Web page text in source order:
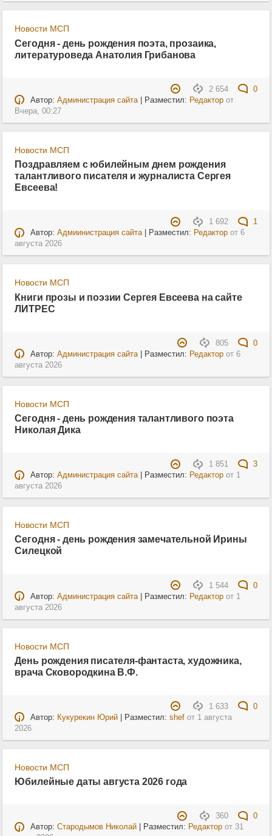
Новости МСП
Сегодня - день рождения поэта, прозаика,
литературоведа Анатолия Грибанова
2 654
0
Автор: Администрация сайта| Разместил: Редакторот
Вчера, 00:27
Новости МСП
Поздравляем с юбилейным днем рождения
талантливого писателя и журналиста Сергея
Евсеева!
1 692
1
Автор: Адмиинистрация сайта| Разместил: Редакторот 6
августа 2026
Новости МСП
Книги прозы и поэзии Сергея Евсеева на сайте
ЛИТРЕС
805
0
Автор: Администрация сайта| Разместил: Редакторот 6
августа 2026
Новости МСП
Сегодня - день рождения талантливого поэта
Николая Дика
1 851
3
Автор: Администрация сайта| Разместил: Редакторот 1
августа 2026
Новости МСП
Сегодня - день рождения замечательной Ирины
Силецкой
1 544
0
Автор: Администрация сайта| Разместил: Редакторот 1
августа 2026
Новости МСП
День рождения писателя-фантаста, художника,
врача Сковородкина В.Ф.
1 633
0
Автор: Кукурекин Юрий| Разместил: shefот 1 августа
2026
Новости МСП
Юбилейные даты августа 2026 года
360
0
Автор: Стародымов Николай| Разместил: Редакторот 31